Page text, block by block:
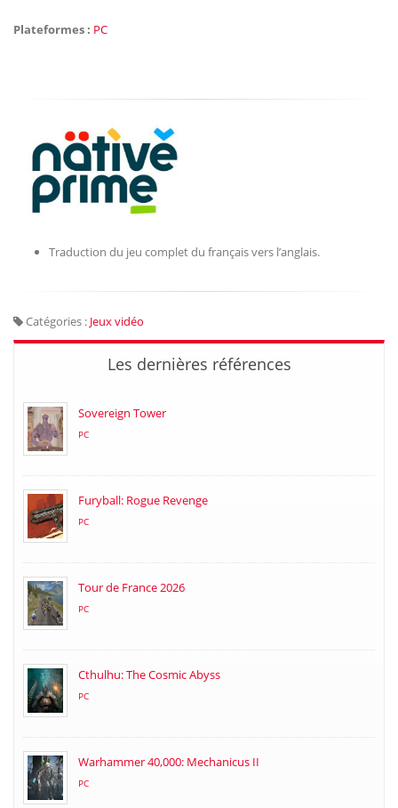
Plateformes : PC
Traduction du jeu complet du français vers l’anglais.
Catégories : Jeux vidéo
Les dernières références
Sovereign Tower
PC
Furyball: Rogue Revenge
PC
Tour de France 2026
PC
Cthulhu: The Cosmic Abyss
PC
Warhammer 40,000: Mechanicus II
PC